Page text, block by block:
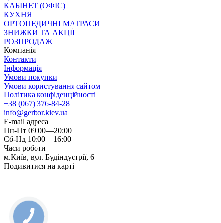
КАБІНЕТ (ОФІС)
КУХНЯ
ОРТОПЕДИЧНІ МАТРАСИ
ЗНИЖКИ ТА АКЦІЇ
РОЗПРОДАЖ
Компанія
Контакти
Інформація
Умови покупки
Умови користування сайтом
Політика конфіденційності
+38 (067) 376-84-28
info@gerbor.kiev.ua
E-mail адреса
Пн-Пт 09:00—20:00
Сб-Нд 10:00—16:00
Часи роботи
м.Київ, вул. Будіндустрії, 6
Подивитися на карті
КНОПКА
ЗВ'ЯЗКУ